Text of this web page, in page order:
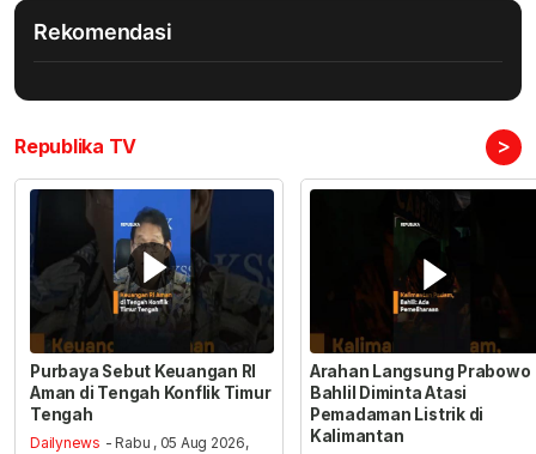
Rekomendasi
Republika TV >
Purbaya Sebut Keuangan RI
Aman di Tengah Konflik Timur
Tengah
Dailynews - Rabu , 05 Aug 2026,
Arahan Langsung Prabowo
Bahlil Diminta Atasi
Pemadaman Listrik di
Kalimantan